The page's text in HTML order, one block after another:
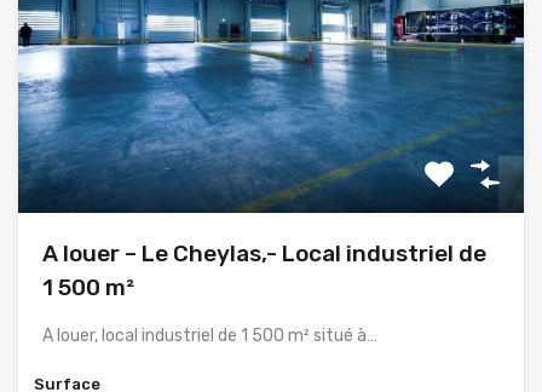
A louer – Le Cheylas,- Local industriel de
1 500 m²
A louer, local industriel de 1 500 m² situé à…
Surface